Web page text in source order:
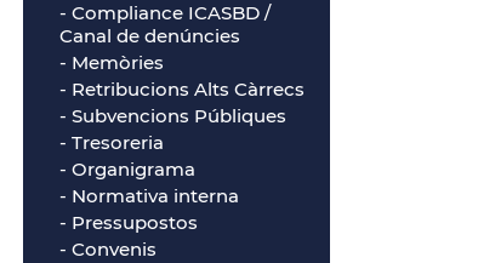
- Compliance ICASBD /
Canal de denúncies
- Memòries
- Retribucions Alts Càrrecs
- Subvencions Públiques
- Tresoreria
- Organigrama
- Normativa interna
- Pressupostos
- Convenis